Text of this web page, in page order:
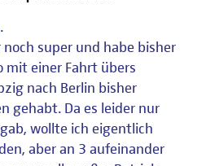
super und habe bisher
mit einer Fahrt übers
nach Berlin bisher
gehabt. Da es leider nur
wollte ich eigentlich
aber an 3 aufeinander